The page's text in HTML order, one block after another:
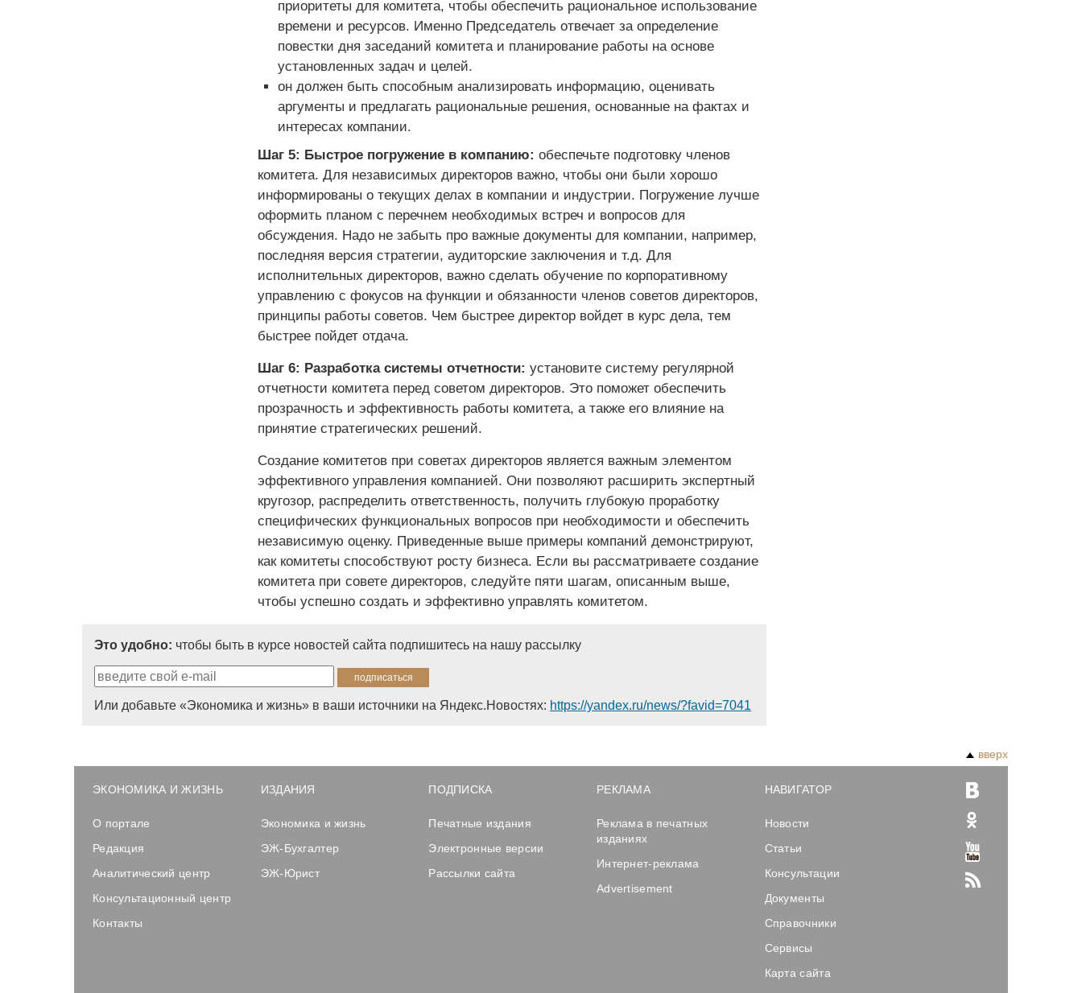
приоритеты для комитета, чтобы обеспечить рациональное использование
времени и ресурсов. Именно Председатель отвечает за определение
повестки дня заседаний комитета и планирование работы на основе
установленных задач и целей.
он должен быть способным анализировать информацию, оценивать
аргументы и предлагать рациональные решения, основанные на фактах и
интересах компании.
Шаг 5: Быстрое погружение в компанию: обеспечьте подготовку членов
комитета. Для независимых директоров важно, чтобы они были хорошо
информированы о текущих делах в компании и индустрии. Погружение лучше
оформить планом с перечнем необходимых встреч и вопросов для
обсуждения. Надо не забыть про важные документы для компании, например,
последняя версия стратегии, аудиторские заключения и т.д. Для
исполнительных директоров, важно сделать обучение по корпоративному
управлению с фокусов на функции и обязанности членов советов директоров,
принципы работы советов. Чем быстрее директор войдет в курс дела, тем
быстрее пойдет отдача.
Шаг 6: Разработка системы отчетности: установите систему регулярной
отчетности комитета перед советом директоров. Это поможет обеспечить
прозрачность и эффективность работы комитета, а также его влияние на
принятие стратегических решений.
Создание комитетов при советах директоров является важным элементом
эффективного управления компанией. Они позволяют расширить экспертный
кругозор, распределить ответственность, получить глубокую проработку
специфических функциональных вопросов при необходимости и обеспечить
независимую оценку. Приведенные выше примеры компаний демонстрируют,
как комитеты способствуют росту бизнеса. Если вы рассматриваете создание
комитета при совете директоров, следуйте пяти шагам, описанным выше,
чтобы успешно создать и эффективно управлять комитетом.
Это удобно: чтобы быть в курсе новостей сайта подпишитесь на нашу рассылку
Или добавьте «Экономика и жизнь» в ваши источники на Яндекс.Новостях: https://yandex.ru/news/?favid=7041
вверх
ЭКОНОМИКА И ЖИЗНЬ
О портале
Редакция
Аналитический центр
Консультационный центр
Контакты
ИЗДАНИЯ
Экономика и жизнь
ЭЖ-Бухгалтер
ЭЖ-Юрист
ПОДПИСКА
Печатные издания
Электронные версии
Рассылки сайта
РЕКЛАМА
Реклама в печатных
изданиях
Интернет-реклама
Advertisement
НАВИГАТОР
Новости
Статьи
Консультации
Документы
Справочники
Сервисы
Карта сайта